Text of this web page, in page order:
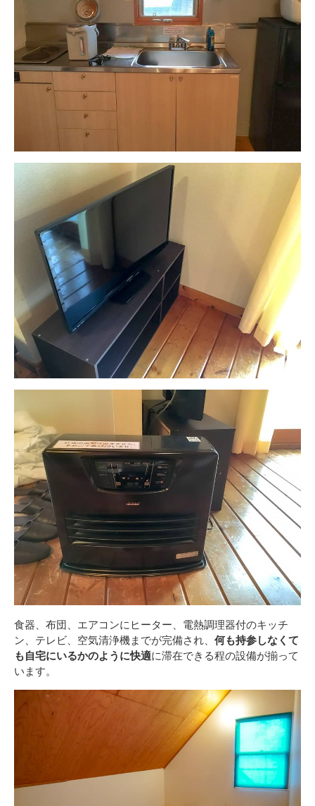
食器、布団、エアコンにヒーター、電熱調理器付のキッチ
ン、テレビ、空気清浄機までが完備され、 何も持参しなくて
も自宅にいるかのように快適に滞在できる程の設備が揃って
います。